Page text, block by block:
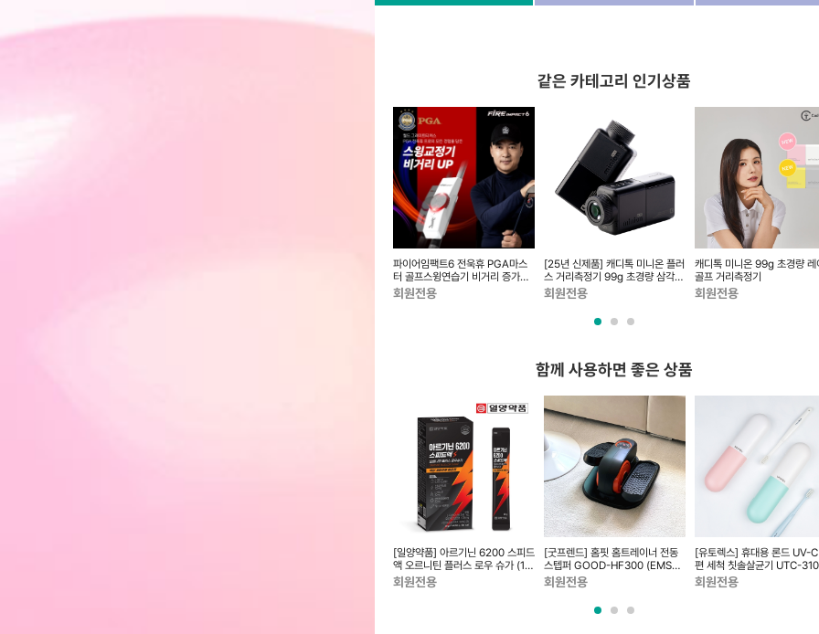
dongeecom@naver.com
소재지 경기도 고양시 덕양구 꽃마을로64, 1235호
같은 카테고리 인기상품
파이어임팩트6 전욱휴 PGA마스
터 골프스윙연습기 비거리 증가
LED스피드측정...
회원전용
[25년 신제품] 캐디톡 미니온 플러
스 거리측정기 99g 초경량 삼각측
정 레이저
회원전용
캐디톡 미니온 99g 초경량 레
골프 거리측정기
회원전용
함께 사용하면 좋은 상품
[일양약품] 아르기닌 6200 스피드
액 오르니틴 플러스 로우 슈가 (14
일분)
회원전용
[굿프렌드] 홈핏 홈트레이너 전동
스텝퍼 GOOD-HF300 (EMS기
능)
회원전용
[유토렉스] 휴대용 론드 UV-
편 세척 칫솔살균기 UTC-
(USB 충전)
회원전용